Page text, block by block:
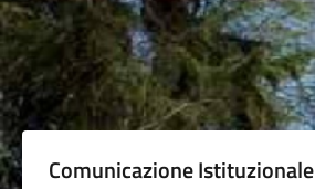
Comunicazione Istituzionale